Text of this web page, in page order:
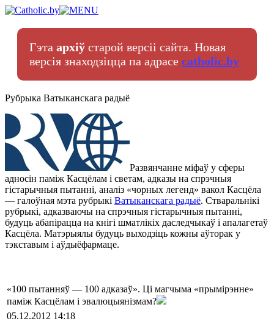
Гэта архіў старой версіі сайта. Новая
версія знаходзіцца па адрасе catholic.by
Рубрыка Ватыканскага радыё
Развянчанне міфаў у сферы
адносін паміж Касцёлам і светам, адказы на спрэчныя
гістарычныя пытанні, аналіз «чорных легенд» вакол Касцёла
— галоўная мэта рубрыкі Ватыканскага радыё. Стваральнікі
рубрыкі, адказваючы на спрэчныя гістарычныя пытанні,
будуць абапірацца на кнігі шматлікіх даследчыкаў і апалагетаў
Касцёла. Матэрыялы будуць выходзіць кожны аўторак у
тэкставым і аўдыёфармаце.
«100 пытанняў — 100 адказаў». Ці магчыма «прымірэнне»
паміж Касцёлам і эвалюцыянізмам?
05.12.2012 14:18